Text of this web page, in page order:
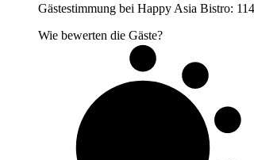
Gästestimmung bei Happy Asia Bistro:
Wie bewerten die Gäste?